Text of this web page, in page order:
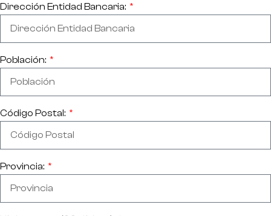
Dirección Entidad Bancaria:
Población:
Código Postal:
Provincia: